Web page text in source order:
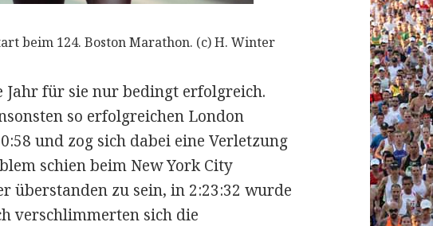
beim 124. Boston Marathon. (c) H. Winter
Jahr für sie nur bedingt erfolgreich.
so erfolgreichen London
und zog sich dabei eine Verletzung
schien beim New York City
überstanden zu sein, in 2:23:32 wurde
verschlimmerten sich die